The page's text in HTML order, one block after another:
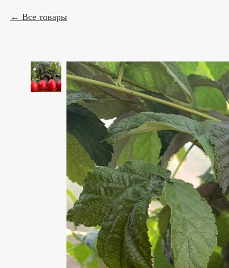
Все товары